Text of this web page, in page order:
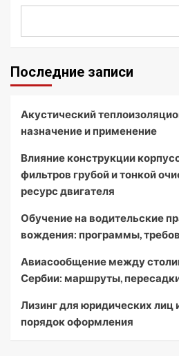
Последние записи
Акустический
назначение и применение
Влияние конструкции
фильтров грубой и тонкой
ресурс двигателя
Обучение на водительские
вождения: программы,
Авиасообщение между
Сербии: маршруты,
Лизинг для юридических лиц
порядок оформления